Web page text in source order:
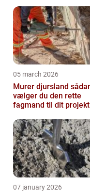
05 march 2026
Murer djursland sådan
vælger du den rette
fagmand til dit projekt
07 january 2026